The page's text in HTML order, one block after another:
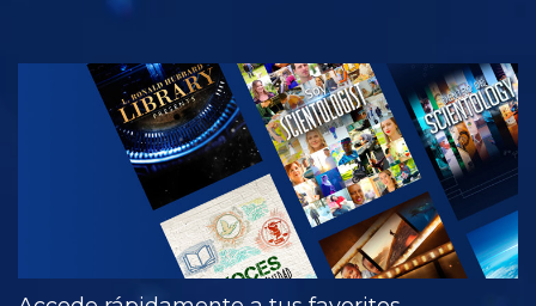
VE
EXPLORA LAS
SERIES